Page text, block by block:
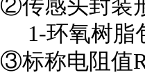
②传感头封装
1-环氧树脂
③标称电阻值